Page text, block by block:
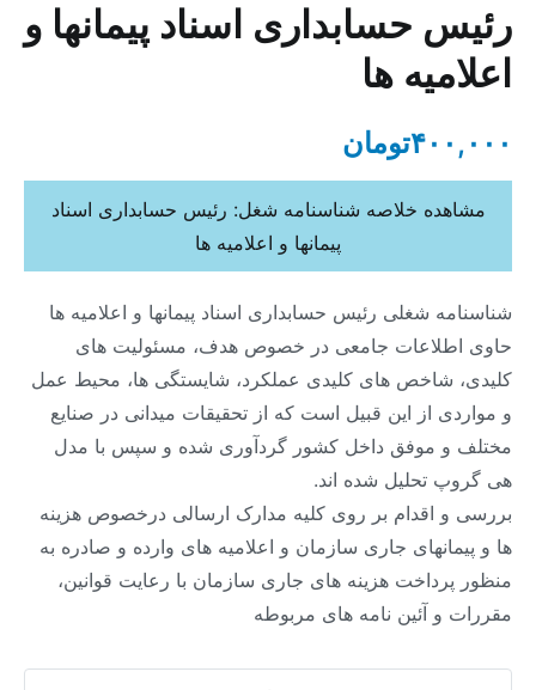
رئیس حسابداری اسناد پیمانها و
اعلامیه ها
۴۰۰,۰۰۰تومان
شناسنامه شغلی رئیس حسابداری اسناد پیمانها و اعلامیه ها
حاوی اطلاعات جامعی در خصوص هدف، مسئولیت های
کلیدی، شاخص های کلیدی عملکرد، شایستگی ها، محیط عمل
و مواردی از این قبیل است که از تحقیقات میدانی در صنایع
مختلف و موفق داخل کشور گردآوری شده و سپس با مدل
هی گروپ تحلیل شده اند.
بررسی و اقدام بر روی کلیه مدارک ارسالی درخصوص هزینه
ها و پیمانهای جاری سازمان و اعلامیه های وارده و صادره به
منظور پرداخت هزینه های جاری سازمان با رعایت قوانین،
مقررات و آئین نامه های مربوطه
مشاهده خلاصه شناسنامه شغل: رئیس حسابداری اسناد
پیمانها و اعلامیه ها